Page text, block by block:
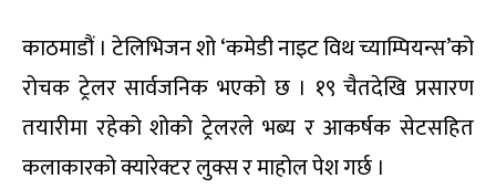
काठमाडौं । टेलिभिजन शो ‘कमेडी नाइट विथ च्याम्पियन्स’को
रोचक ट्रेलर सार्वजनिक भएको छ । १९ चैतदेखि प्रसारण
तयारीमा रहेको शोको ट्रेलरले भब्य र आकर्षक सेटसहित
कलाकारको क्यारेक्टर लुक्स र माहोल पेश गर्छ ।